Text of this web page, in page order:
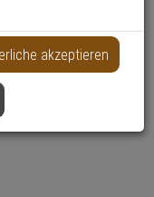
akzeptieren